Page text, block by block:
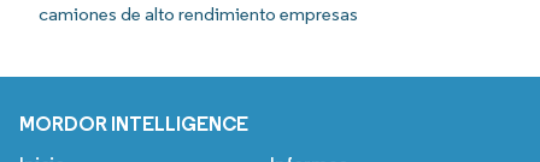
camiones de alto rendimiento empresas
MORDOR INTELLIGENCE